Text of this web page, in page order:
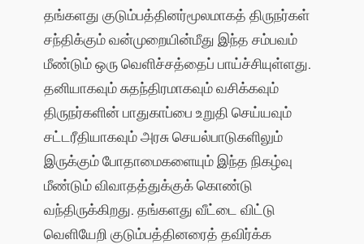
தங்களது குடும்பத்தினர்மூலமாகத் திருநர்கள்
சந்திக்கும் வன்முறையின்மீது இந்த சம்பவம்
மீண்டும் ஒரு வெளிச்சத்தைப் பாய்ச்சியுள்ளது.
தனியாகவும் சுதந்திரமாகவும் வசிக்கவும்
திருநர்களின் பாதுகாப்பை உறுதி செய்யவும்
சட்டரீதியாகவும் அரசு செயல்பாடுகளிலும்
இருக்கும் போதாமைகளையும் இந்த நிகழ்வு
மீண்டும் விவாதத்துக்குக் கொண்டு
வந்திருக்கிறது. தங்களது வீட்டை விட்டு
வெளியேறி குடும்பத்தினரைத் தவிர்க்க